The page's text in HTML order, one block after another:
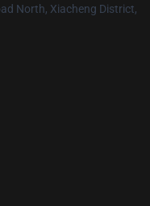
North, Xiacheng District,